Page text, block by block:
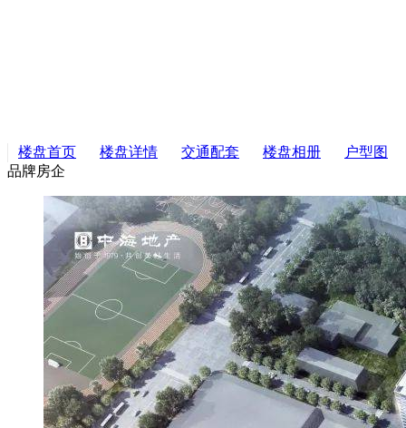
楼盘首页 楼盘详情 交通配套 楼盘相册
户型图
品牌房企